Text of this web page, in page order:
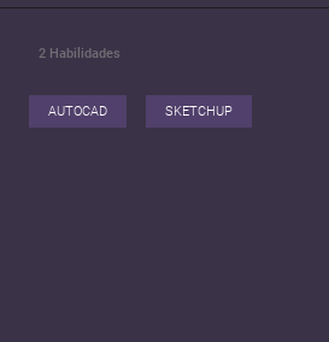
2 Habilidades
AUTOCAD SKETCHUP